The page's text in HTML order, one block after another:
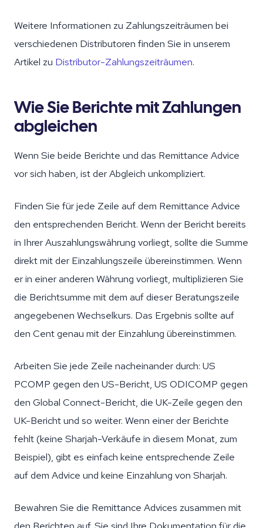
Weitere Informationen zu Zahlungszeiträumen bei
verschiedenen Distributoren finden Sie in unserem
Artikel zu Distributor-Zahlungszeiträumen.
Wie Sie Berichte mit Zahlungen
abgleichen
Wenn Sie beide Berichte und das Remittance Advice
vor sich haben, ist der Abgleich unkompliziert.
Finden Sie für jede Zeile auf dem Remittance Advice
den entsprechenden Bericht. Wenn der Bericht bereits
in Ihrer Auszahlungswährung vorliegt, sollte die Summe
direkt mit der Einzahlungszeile übereinstimmen. Wenn
er in einer anderen Währung vorliegt, multiplizieren Sie
die Berichtsumme mit dem auf dieser Beratungszeile
angegebenen Wechselkurs. Das Ergebnis sollte auf
den Cent genau mit der Einzahlung übereinstimmen.
Arbeiten Sie jede Zeile nacheinander durch: US
PCOMP gegen den US-Bericht, US ODICOMP gegen
den Global Connect-Bericht, die UK-Zeile gegen den
UK-Bericht und so weiter. Wenn einer der Berichte
fehlt (keine Sharjah-Verkäufe in diesem Monat, zum
Beispiel), gibt es einfach keine entsprechende Zeile
auf dem Advice und keine Einzahlung von Sharjah.
Bewahren Sie die Remittance Advices zusammen mit